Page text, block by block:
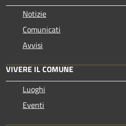
Notizie
Comunicati
Avvisi
VIVERE IL COMUNE
Luoghi
Eventi